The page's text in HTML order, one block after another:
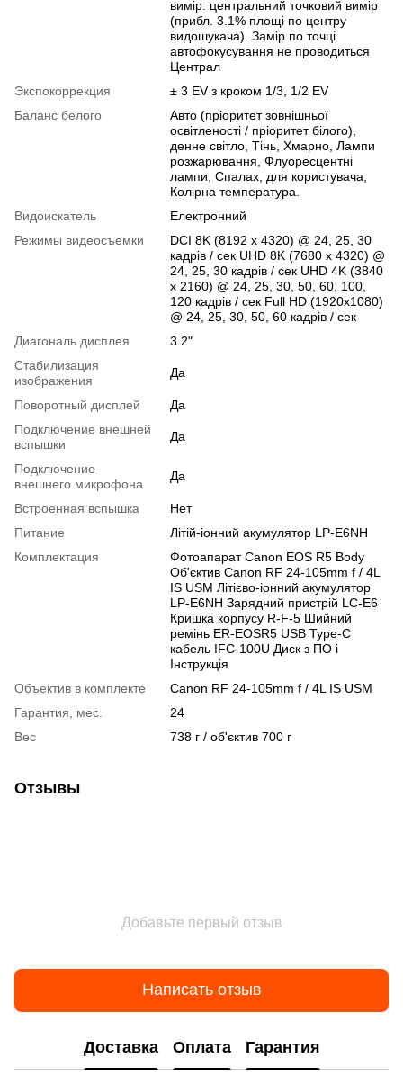
вимір: центральний точковий вимір
(прибл. 3.1% площі по центру
видошукача). Замір по точці
автофокусування не проводиться
Централ
Экспокоррекция
± 3 EV з кроком 1/3, 1/2 EV
Баланс белого
Авто (пріоритет зовнішньої
освітленості / пріоритет білого),
денне світло, Тінь, Хмарно, Лампи
розжарювання, Флуоресцентні
лампи, Спалах, для користувача,
Колірна температура.
Видоискатель
Електронний
Режимы видеосъемки
DCI 8K (8192 x 4320) @ 24, 25, 30
кадрів / сек UHD 8K (7680 x 4320) @
24, 25, 30 кадрів / сек UHD 4K (3840
x 2160) @ 24, 25, 30, 50, 60, 100,
120 кадрів / сек Full HD (1920x1080)
@ 24, 25, 30, 50, 60 кадрів / сек
Диагональ дисплея
3.2"
Стабилизация
изображения
Да
Поворотный дисплей
Да
Подключение внешней
вспышки
Да
Подключение
внешнего микрофона
Да
Встроенная вспышка
Нет
Питание
Літій-іонний акумулятор LP-E6NH
Комплектация
Фотоапарат Canon EOS R5 Body
Об'єктив Canon RF 24-105mm f / 4L
IS USM Літієво-іонний акумулятор
LP-E6NH Зарядний пристрій LC-E6
Кришка корпусу R-F-5 Шийний
ремінь ER-EOSR5 USB Type-C
кабель IFC-100U Диск з ПО і
Інструкція
Объектив в комплекте
Canon RF 24-105mm f / 4L IS USM
Гарантия, мес.
24
Вес
738 г / об'єктив 700 г
Отзывы
Добавьте первый отзыв
Написать отзыв
Доставка Оплата Гарантия